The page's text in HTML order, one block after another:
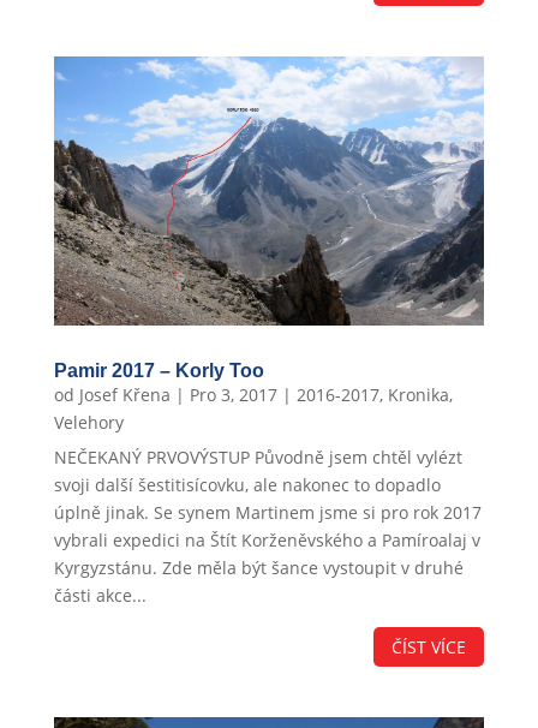
Pamir 2017 – Korly Too
od Josef Křena | Pro 3, 2017| 2016-2017, Kronika,
Velehory
NEČEKANÝ PRVOVÝSTUP Původně jsem chtěl vylézt
svoji další šestitisícovku, ale nakonec to dopadlo
úplně jinak. Se synem Martinem jsme si pro rok 2017
vybrali expedici na Štít Korženěvského a Pamíroalaj v
Kyrgyzstánu. Zde měla být šance vystoupit v druhé
části akce...
ČÍST VÍCE